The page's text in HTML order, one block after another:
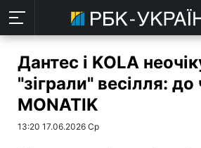
Дантес і KOLA
"зіграли" весілля: до
MONATIK
13:20 17.06.2026 Ср